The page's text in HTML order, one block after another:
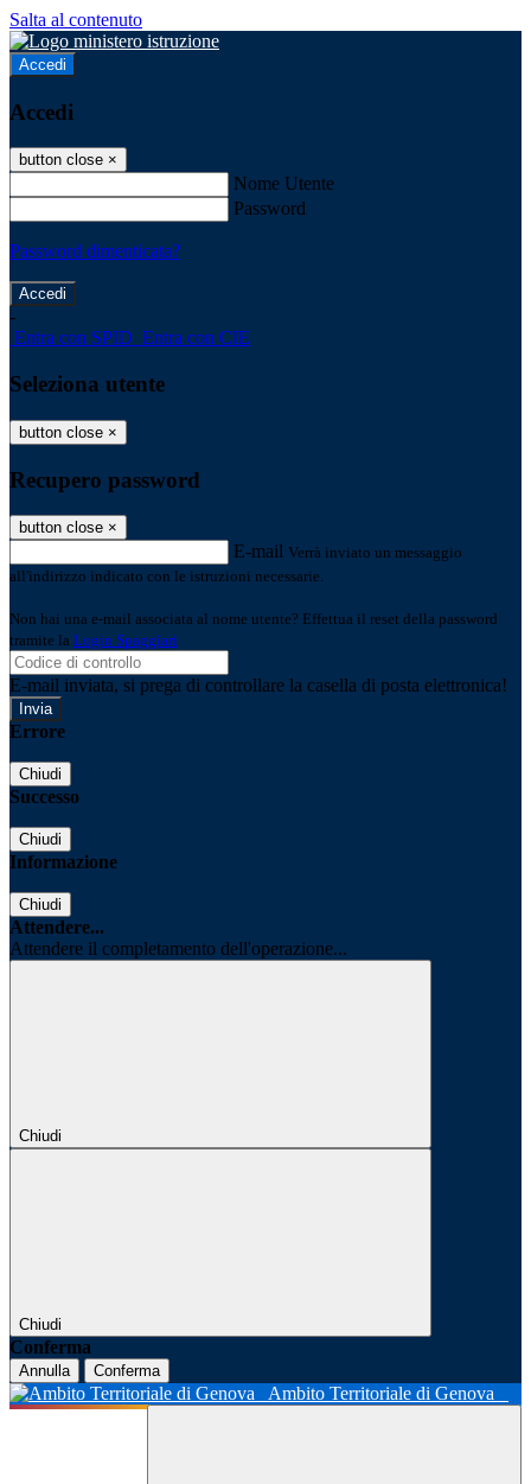
Salta al contenuto
Accedi
Accedi
button close ×
Nome Utente
Password
Password dimenticata?
-
Entra con SPID Entra con CIE
Seleziona utente
button close ×
Recupero password
button close ×
E-mail Verrà inviato un messaggio
all'indirizzo indicato con le istruzioni necessarie.
Non hai una e-mail associata al nome utente? Effettua il reset della password
tramite la Login Spaggiari
E-mail inviata, si prega di controllare la casella di posta elettronica!
Errore
Chiudi
Successo
Chiudi
Informazione
Chiudi
Attendere...
Attendere il completamento dell'operazione...
Chiudi
Chiudi
Conferma
Annulla Conferma
Ambito Territoriale di Genova